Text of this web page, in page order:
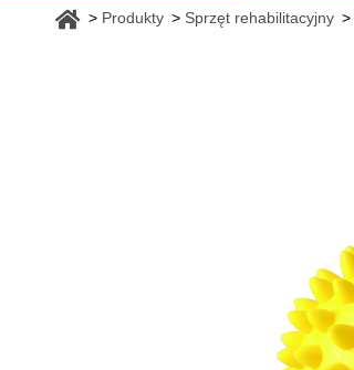
Produkty Sprzęt rehabilitacyjny